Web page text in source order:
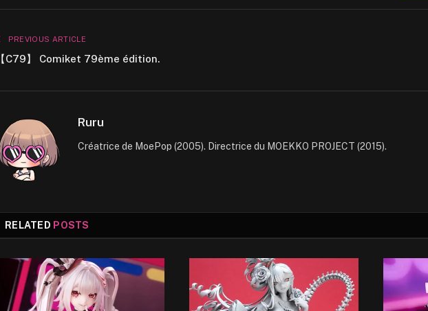
PREVIOUS ARTICLE
【C79】 Comiket 79ème édition.
Ruru
Créatrice de MoePop (2005). Directrice du MOEKKO PROJECT (2015).
RELATED POSTS